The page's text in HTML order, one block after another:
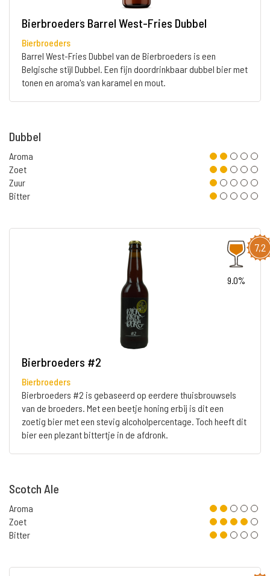
Bierbroeders Barrel West-Fries Dubbel
Bierbroeders
Barrel West-Fries Dubbel van de Bierbroeders is een
Belgische stijl Dubbel. Een fijn doordrinkbaar dubbel bier met
tonen en aroma's van karamel en mout.
Dubbel
Aroma
Zoet
Zuur
Bitter
7,2
9.0%
Bierbroeders #2
Bierbroeders
Bierbroeders #2 is gebaseerd op eerdere thuisbrouwsels
van de broeders. Met een beetje honing erbij is dit een
zoetig bier met een stevig alcoholpercentage. Toch heeft dit
bier een plezant bittertje in de afdronk.
Scotch Ale
Aroma
Zoet
Bitter